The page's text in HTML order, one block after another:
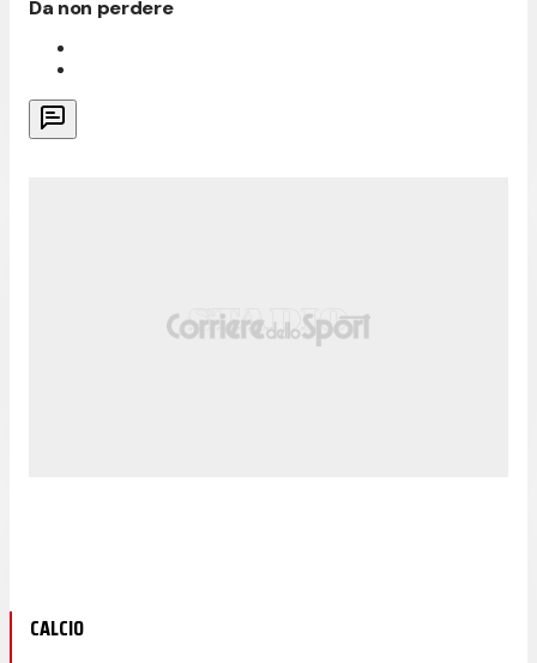
Da non perdere
CALCIO